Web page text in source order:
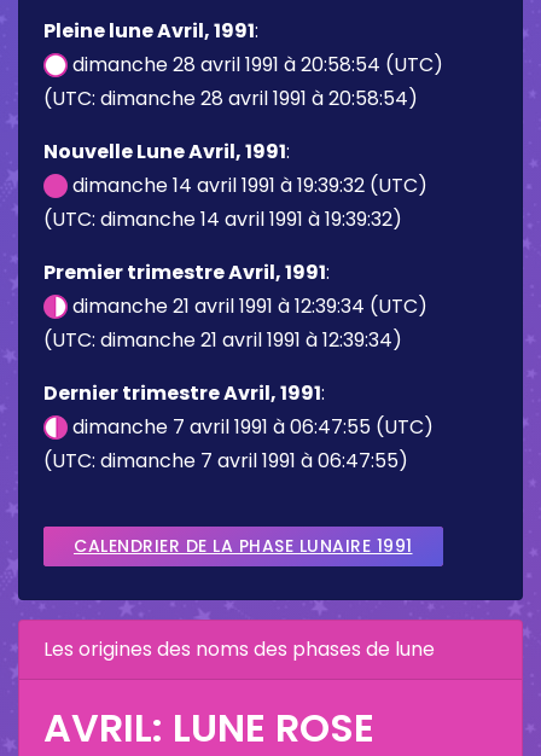
Pleine lune Avril, 1991:
dimanche 28 avril 1991 à 20:58:54 (UTC)
(UTC: dimanche 28 avril 1991 à 20:58:54)
Nouvelle Lune Avril, 1991:
dimanche 14 avril 1991 à 19:39:32 (UTC)
(UTC: dimanche 14 avril 1991 à 19:39:32)
Premier trimestre Avril, 1991:
dimanche 21 avril 1991 à 12:39:34 (UTC)
(UTC: dimanche 21 avril 1991 à 12:39:34)
Dernier trimestre Avril, 1991:
dimanche 7 avril 1991 à 06:47:55 (UTC)
(UTC: dimanche 7 avril 1991 à 06:47:55)
CALENDRIER DE LA PHASE LUNAIRE 1991
Les origines des noms des phases de lune
AVRIL: LUNE ROSE